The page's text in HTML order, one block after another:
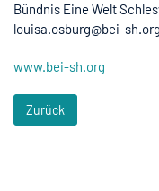
Bündnis Eine Welt
louisa.osburg@bei-sh.org
www.bei-sh.org
Zurück